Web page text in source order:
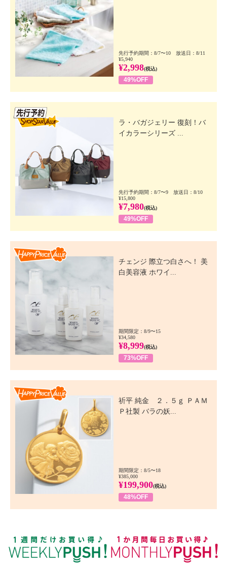
先行予約期間：8/7〜10 放送日：8/11
¥5,940
¥2,998(税込)
49%OFF
ラ・バガジェリー 復刻！バ
イカラーシリーズ ...
先行予約期間：8/7〜9 放送日：8/10
¥15,800
¥7,980(税込)
49%OFF
チェンジ 際立つ白さへ！ 美
白美容液 ホワイ...
期間限定：8/9〜15
¥34,580
¥8,999(税込)
73%OFF
祈平 純金 ２．５ｇ ＰＡＭ
Ｐ社製 バラの妖...
期間限定：8/5〜18
¥385,000
¥199,900(税込)
48%OFF